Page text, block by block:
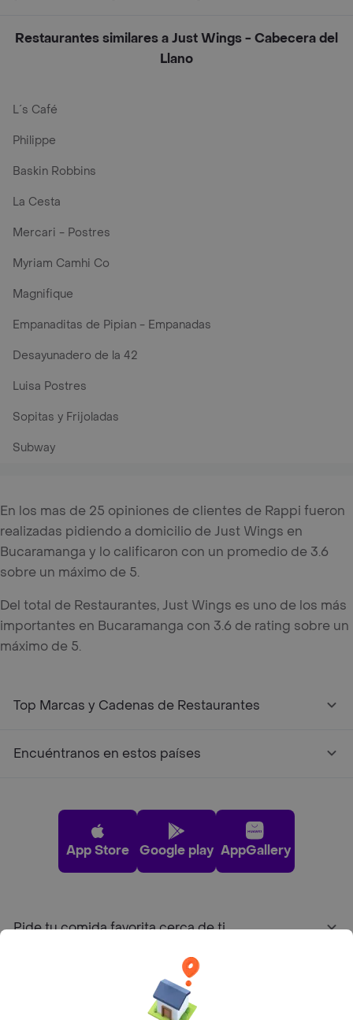
Restaurantes similares a Just Wings - Cabecera del
Llano
L´s Café
Philippe
Baskin Robbins
La Cesta
Mercari - Postres
Myriam Camhi Co
Magnifique
Empanaditas de Pipian - Empanadas
Desayunadero de la 42
Luisa Postres
Sopitas y Frijoladas
Subway
En los mas de 25 opiniones de clientes de Rappi fueron
realizadas pidiendo a domicilio de Just Wings en
Bucaramanga y lo calificaron con un promedio de 3.6
sobre un máximo de 5.
Del total de Restaurantes, Just Wings es uno de los más
importantes en Bucaramanga con 3.6 de rating sobre un
máximo de 5.
Top Marcas y Cadenas de Restaurantes
Encuéntranos en estos países
App Store Google play AppGallery
Pide tu comida favorita cerca de ti